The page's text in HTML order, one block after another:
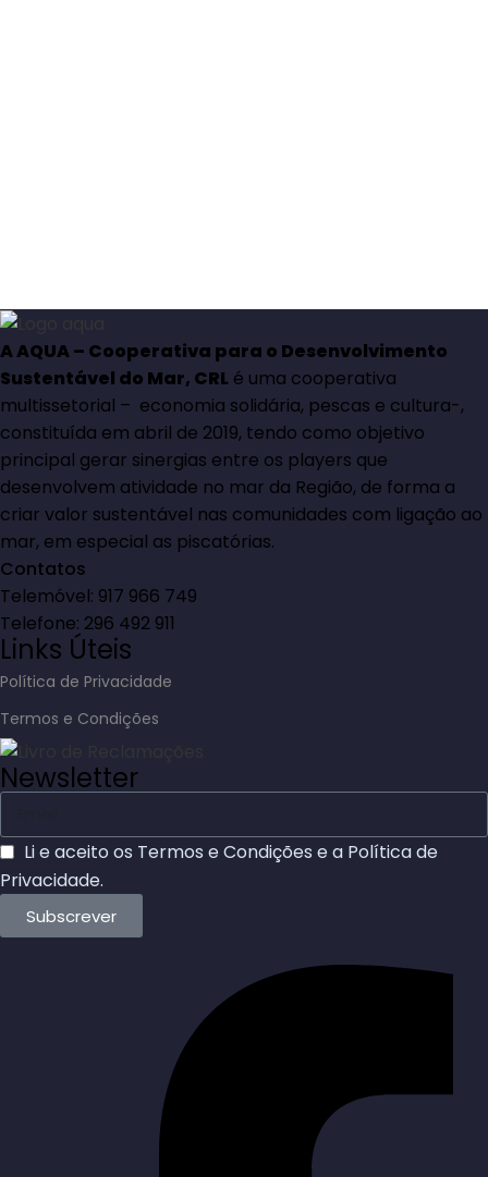
A AQUA – Cooperativa para o Desenvolvimento
Sustentável do Mar, CRL é uma cooperativa
multissetorial – economia solidária, pescas e cultura-,
constituída em abril de 2019, tendo como objetivo
principal gerar sinergias entre os players que
desenvolvem atividade no mar da Região, de forma a
criar valor sustentável nas comunidades com ligação ao
mar, em especial as piscatórias.
Contatos
Telemóvel: 917 966 749
Telefone: 296 492 911
Links Úteis
Política de Privacidade
Termos e Condições
Newsletter
Li e aceito os Termos e Condições e a Política de
Privacidade.
Subscrever